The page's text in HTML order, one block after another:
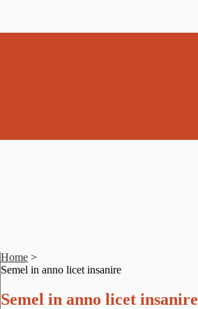
Home >
Semel in anno licet insanire
Semel in anno licet insanire